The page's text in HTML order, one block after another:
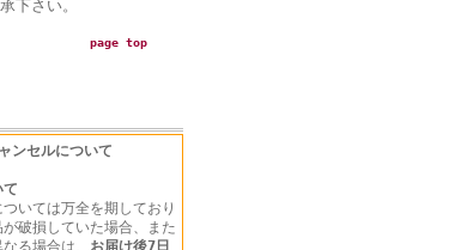
下さい。
page top
ンセルについて
て
いては万全を期しており
が破損していた場合、また
る場合は、 お届け後7日